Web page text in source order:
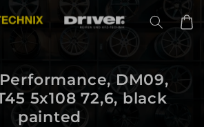
DM09,
5x108 72,6, black
painted